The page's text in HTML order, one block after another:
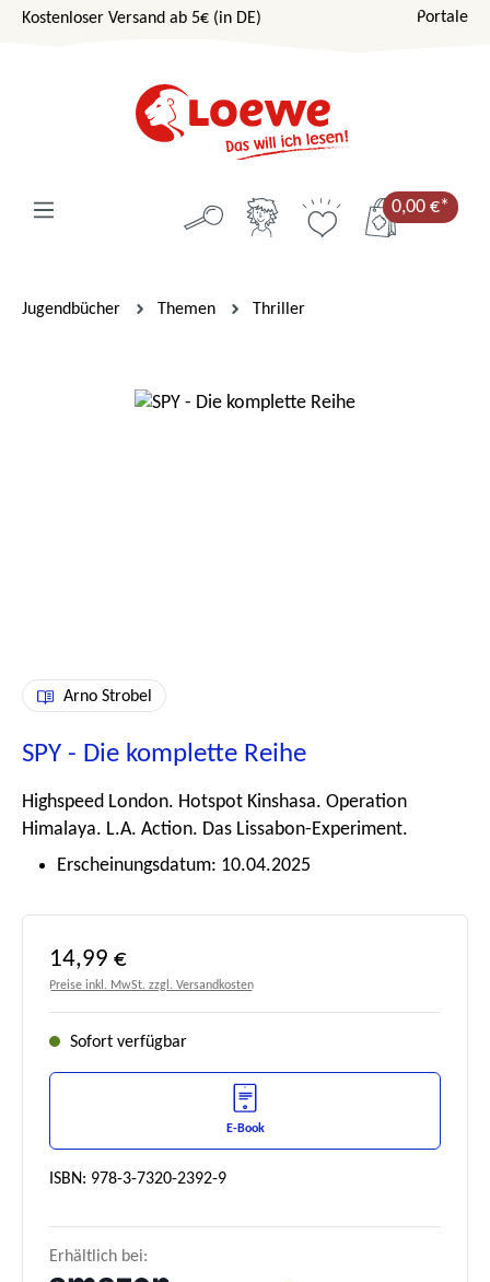
Zum Hauptinhalt springen
Kostenloser Versand ab 5€ (in DE) Portale
0,00 €*
Jugendbücher Themen Thriller
Bildergalerie überspringen
Arno Strobel
SPY - Die komplette Reihe
Highspeed London. Hotspot Kinshasa. Operation
Himalaya. L.A. Action. Das Lissabon-Experiment.
Erscheinungsdatum: 10.04.2025
Regulärer Preis:
14,99 €
Preise inkl. MwSt. zzgl. Versandkosten
Sofort verfügbar
E-Book
ISBN: 978-3-7320-2392-9
Erhältlich bei: